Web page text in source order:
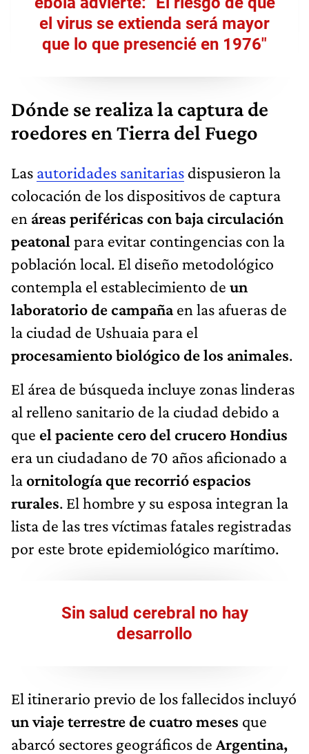
el virus se extienda será mayor
que lo que presencié en 1976"
Dónde se realiza la captura de
roedores en Tierra del Fuego
Las autoridades sanitarias dispusieron la
colocación de los dispositivos de captura
en áreas periféricas con baja circulación
peatonal para evitar contingencias con la
población local. El diseño metodológico
contempla el establecimiento de un
laboratorio de campañaen las afueras de
la ciudad de Ushuaia para el
procesamiento biológico de los animales.
El área de búsqueda incluye zonas linderas
al relleno sanitario de la ciudad debido a
que el paciente cero del crucero Hondius
era un ciudadano de 70 años aficionado a
laornitología que recorrió espacios
rurales. El hombre y su esposa integran la
lista de las tres víctimas fatales registradas
por este brote epidemiológico marítimo.
Sin salud cerebral no hay
desarrollo
El itinerario previo de los fallecidos incluyó
un viaje terrestre de cuatro meses que
abarcó sectores geográficos de Argentina,